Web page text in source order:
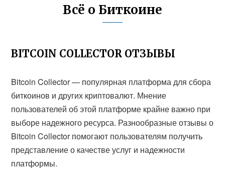
Всё о Биткоине
BITCOIN COLLECTOR ОТЗЫВЫ
Bitcoin Collector — популярная платформа для сбора
биткоинов и других криптовалют. Мнение
пользователей об этой платформе крайне важно при
выборе надежного ресурса. Разнообразные отзывы о
Bitcoin Collector помогают пользователям получить
представление о качестве услуг и надежности
платформы.